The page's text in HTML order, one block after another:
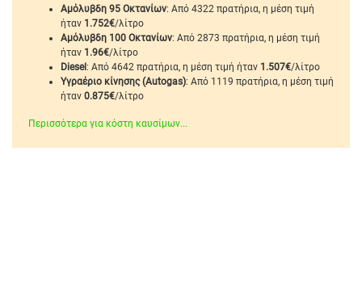
Αμόλυβδη 95 Οκτανίων: Από 4322 πρατήρια, η μέση τιμή
ήταν 1.752€/λίτρο
Αμόλυβδη 100 Οκτανίων: Από 2873 πρατήρια, η μέση τιμή
ήταν 1.96€/λίτρο
Diesel: Από 4642 πρατήρια, η μέση τιμή ήταν 1.507€/λίτρο
Υγραέριο κίνησης (Autogas): Από 1119 πρατήρια, η μέση τιμή
ήταν 0.875€/λίτρο
Περισσότερα για κόστη καυσίμων...